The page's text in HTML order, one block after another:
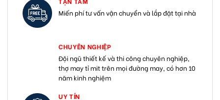
Miến phí tư vấn vận chuyển và lắp đặt tại nhà
CHUYÊN NGHIỆP
Đội ngũ thiết kế và thi công chuyên nghiệp,
thợ may tỉ mit trên mọi đường may, có hơn 10
năm kinh nghiệm
UY TÍN